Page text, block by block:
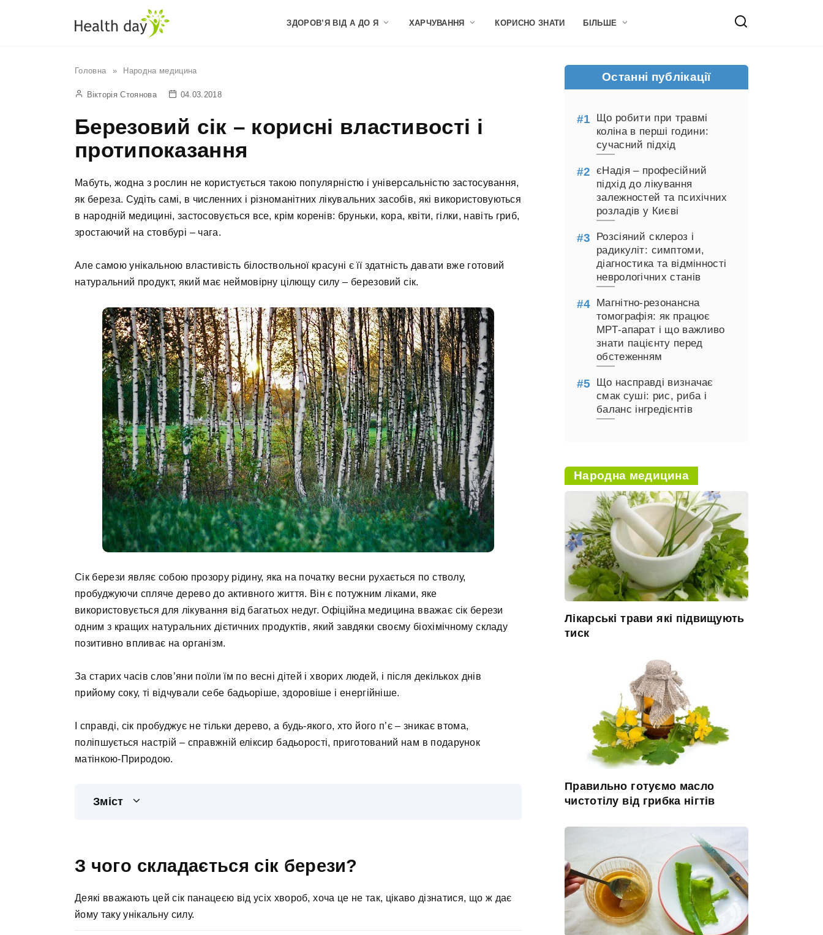
ЗДОРОВ’Я ВІД А ДО Я ХАРЧУВАННЯ КОРИСНО ЗНАТИ БІЛЬШЕ
Головна » Народна медицина
Вікторія Стоянова 04.03.2018
Березовий сік – корисні властивості і
протипоказання
Мабуть, жодна з рослин не користується такою популярністю і універсальністю застосування,
як береза. Судіть самі, в численних і різноманітних лікувальних засобів, які використовуються
в народній медицині, застосовується все, крім коренів: бруньки, кора, квіти, гілки, навіть гриб,
зростаючий на стовбурі – чага.
Але самою унікальною властивість білоствольної красуні є її здатність давати вже готовий
натуральний продукт, який має неймовірну цілющу силу – березовий сік.
Сік берези являє собою прозору рідину, яка на початку весни рухається по стволу,
пробуджуючи спляче дерево до активного життя. Він є потужним ліками, яке
використовується для лікування від багатьох недуг. Офіційна медицина вважає сік берези
одним з кращих натуральних дієтичних продуктів, який завдяки своєму біохімічному складу
позитивно впливає на організм.
За старих часів слов’яни поїли їм по весні дітей і хворих людей, і після декількох днів
прийому соку, ті відчували себе бадьоріше, здоровіше і енергійніше.
І справді, сік пробуджує не тільки дерево, а будь-якого, хто його п’є – зникає втома,
поліпшується настрій – справжній еліксир бадьорості, приготований нам в подарунок
матінкою-Природою.
Зміст
З чого складається сік берези?
Деякі вважають цей сік панацеєю від усіх хвороб, хоча це не так, цікаво дізнатися, що ж дає
йому таку унікальну силу.
Останні публікації
Що робити при травмі
коліна в перші години:
сучасний підхід
єНадія – професійний
підхід до лікування
залежностей та психічних
розладів у Києві
Розсіяний склероз і
радикуліт: симптоми,
діагностика та відмінності
неврологічних станів
Магнітно-резонансна
томографія: як працює
МРТ-апарат і що важливо
знати пацієнту перед
обстеженням
Що насправді визначає
смак суші: рис, риба і
баланс інгредієнтів
Народна медицина
Лікарські трави які підвищують
тиск
Правильно готуємо масло
чистотілу від грибка нігтів